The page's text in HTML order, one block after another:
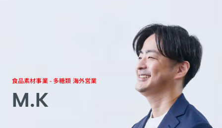
食品素材事業 - 多糖類 海外営業
M.K